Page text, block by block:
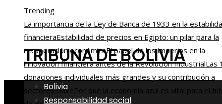
Trending
La importancia de la Ley de Banca de 1933 en la
financieraEstabilidad de precios en Egipto: un pilar para la
recuperación económicaEl papel de los imperios en la
innovación financiera antes de la Revolución IndustrialLas
donaciones individuales más grandes y su contribución a
sectores clavePor qué la economía azul es vital para el
TRIBUNA DE BOLIVIA
Bolivia
Responsabilidad social